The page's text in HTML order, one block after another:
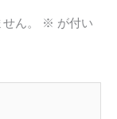
ん。 ※ が付い